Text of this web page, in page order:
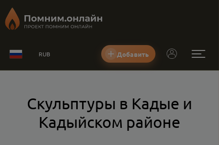
RUB Добавить
Скульптуры в Кадые и
Кадыйском районе